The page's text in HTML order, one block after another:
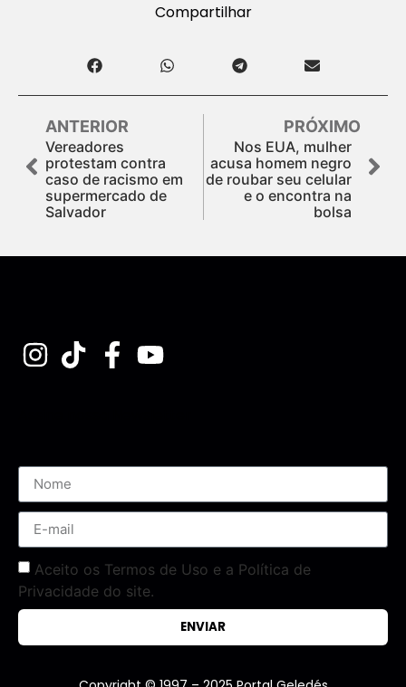
Compartilhar
ANTERIOR
Vereadores
protestam contra
caso de racismo em
supermercado de
Salvador
PRÓXIMO
Nos EUA, mulher
acusa homem negro
de roubar seu celular
e o encontra na
bolsa
Aceito os Termos de Uso e a Política de
Privacidade do site.
ENVIAR